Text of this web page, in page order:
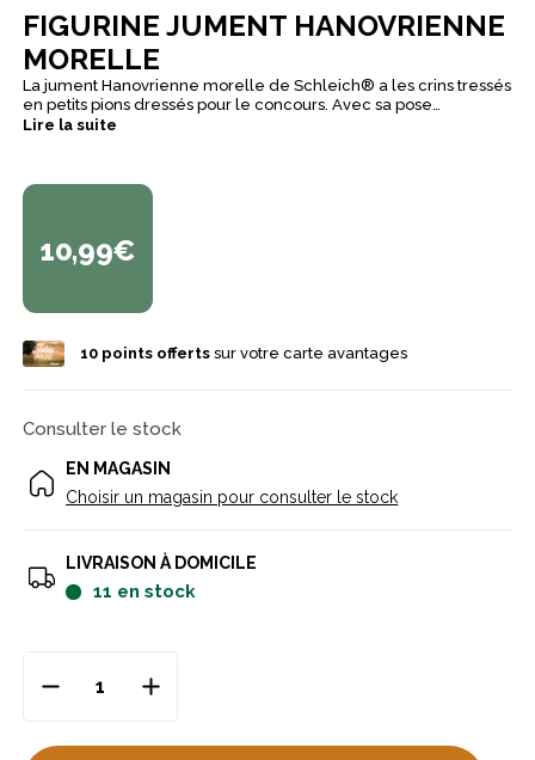
FIGURINE JUMENT HANOVRIENNE
MORELLE
La jument Hanovrienne morelle de Schleich® a les crins tressés
en petits pions dressés pour le concours. Avec sa pose
dynamique, elle indique qu’elle déborde d’énergie et trépigne
anciennes races à sang chaud et est considéré comme un
excellent cheval de sports équestres. Il est facile à entraîner,
Lire la suite
10,99€
10points offertssur votre carte avantages
Consulter le stock
EN MAGASIN
Choisir un magasin pour consulter le stock
LIVRAISON À DOMICILE
11 en stock